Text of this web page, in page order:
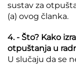
sustav za
(a) ovog članka.
4. - Što? Kako
otpuštanja u
U slučaju da se